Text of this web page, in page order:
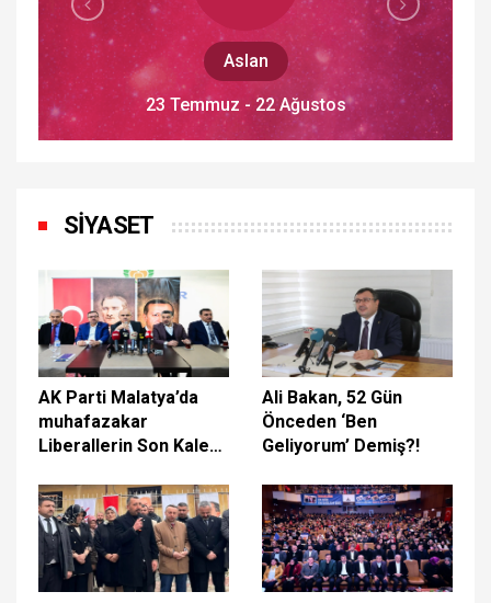
Aslan
23 Temmuz - 22 Ağustos
SİYASET
AK Parti Malatya’da
muhafazakar
Liberallerin Son Kalesi
Ali Bakan, 52 Gün
Önceden ‘Ben
Geliyorum’ Demiş?!